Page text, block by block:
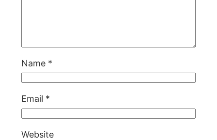
Name *
Email *
Website